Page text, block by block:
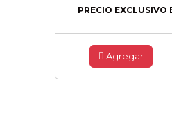
PRECIO EXCLUSIVO
Agregar